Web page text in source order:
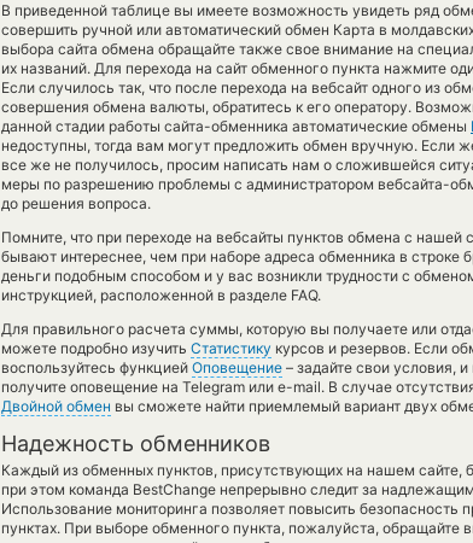
В приведенной таблице вы имеете возможность увидеть ряд
совершить ручной или автоматический обмен Карта в
выбора сайта обмена обращайте также свое внимание на
их названий. Для перехода на сайт обменного пункта нажмите
Если случилось так, что после перехода на вебсайт одного из
совершения обмена валюты, обратитесь к его оператору.
данной стадии работы сайта-обменника автоматические обмены
недоступны, тогда вам могут предложить обмен вручную. Если
все же не получилось, просим написать нам о сложившейся
меры по разрешению проблемы с администратором вебсайта-
до решения вопроса.
Помните, что при переходе на вебсайты пунктов обмена с
бывают интереснее, чем при наборе адреса обменника в строке
деньги подобным способом и у вас возникли трудности с
инструкцией, расположенной в разделе FAQ.
Для правильного расчета суммы, которую вы получаете или
можете подробно изучить Статистику курсов и резервов. Если
воспользуйтесь функцией Оповещение – задайте свои условия,
получите оповещение на Telegram или e-mail. В случае
Двойной обмен вы сможете найти приемлемый вариант двух
Надежность обменников
Каждый из обменных пунктов, присутствующих на нашем сайте,
при этом команда BestChange непрерывно следит за
Использование мониторинга позволяет повысить
пунктах. При выборе обменного пункта, пожалуйста, обращайте